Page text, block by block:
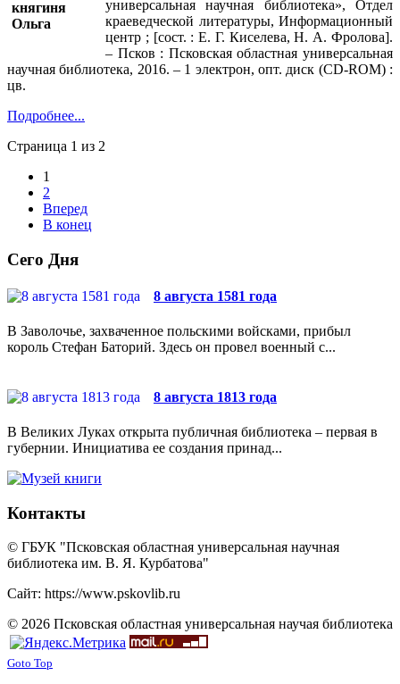
универсальная научная библиотека», Отдел
краеведческой литературы, Информационный
центр ; [сост. : Е. Г. Киселева, Н. А. Фролова].
– Псков : Псковская областная универсальная
научная библиотека, 2016. – 1 электрон, опт. диск (CD-ROM) :
цв.
Подробнее...
Страница 1 из 2
1
2
Вперед
В конец
Сего Дня
8 августа 1581 года
В Заволочье, захваченное польскими войсками, прибыл
король Стефан Баторий. Здесь он провел военный с...
8 августа 1813 года
В Великих Луках открыта публичная библиотека – первая в
губернии. Инициатива ее создания принад...
Контакты
© ГБУК "Псковская областная универсальная научная
библиотека им. В. Я. Курбатова"
Сайт: https://www.pskovlib.ru
© 2026 Псковская областная универсальная научая библиотека
Goto Top